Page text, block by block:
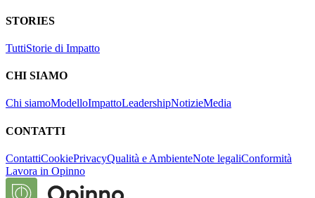
STORIES
TuttiStorie di Impatto
CHI SIAMO
Chi siamoModelloImpattoLeadershipNotizieMedia
CONTATTI
ContattiCookiePrivacyQualità e AmbienteNote legaliConformità
Lavora in Opinno